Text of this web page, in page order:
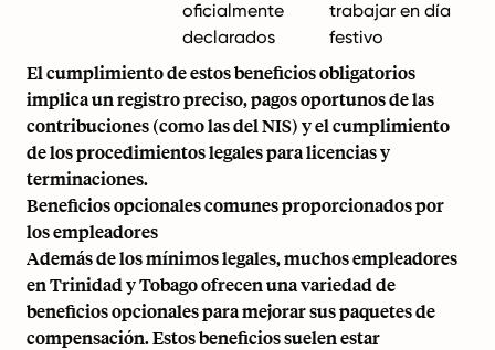
oficialmente
declarados
trabajar en día
festivo
El cumplimiento de estos beneficios obligatorios
implica un registro preciso, pagos oportunos de las
contribuciones (como las del NIS) y el cumplimiento
de los procedimientos legales para licencias y
terminaciones.
Beneficios opcionales comunes proporcionados por
los empleadores
Además de los mínimos legales, muchos empleadores
en Trinidad y Tobago ofrecen una variedad de
beneficios opcionales para mejorar sus paquetes de
compensación. Estos beneficios suelen estar